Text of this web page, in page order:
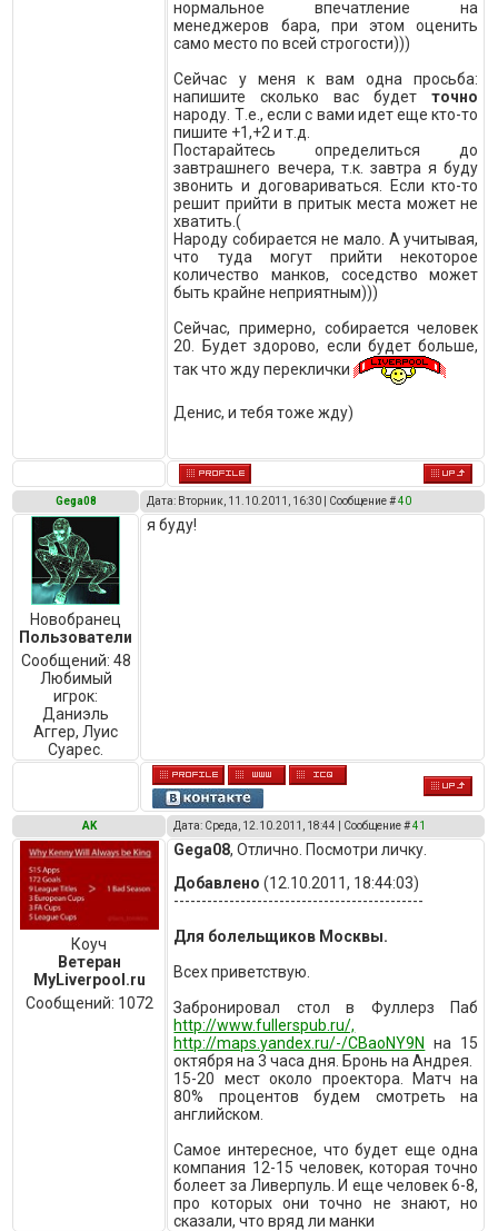
нормальное впечатление на
менеджеров бара, при этом оценить
само место по всей строгости)))
Сейчас у меня к вам одна просьба:
напишите сколько вас будетточно
народу. Т.е., если с вами идет еще кто-то
пишите +1,+2 и т.д.
Постарайтесь определиться до
завтрашнего вечера, т.к. завтра я буду
звонить и договариваться. Если кто-то
решит прийти в притык места может не
хватить.(
Народу собирается не мало. А учитывая,
что туда могут прийти некоторое
количество манков, соседство может
быть крайне неприятным)))
Сейчас, примерно, собирается человек
20. Будет здорово, если будет больше,
так что жду переклички
Денис, и тебя тоже жду)
Gega08 Дата: Вторник, 11.10.2011, 16:30 | Сообщение #40
Новобранец
Пользователи
Сообщений: 48
Любимый
игрок:
Даниэль
Аггер, Луис
Суарес.
я буду!
AK Дата: Среда, 12.10.2011, 18:44 | Сообщение #41
Коуч
Ветеран
MyLiverpool.ru
Сообщений: 1072
Gega08, Отлично. Посмотри личку.
Добавлено (12.10.2011, 18:44:03)
---------------------------------------------
Для болельщиков Москвы.
Всех приветствую.
Забронировал стол в Фуллерз Паб
http://www.fullerspub.ru/,
http://maps.yandex.ru/-/CBaoNY9N
на 15
октября на 3 часа дня. Бронь на Андрея.
15-20 мест около проектора. Матч на
80% процентов будем смотреть на
английском.
Самое интересное, что будет еще одна
компания 12-15 человек, которая точно
болеет за Ливерпуль. И еще человек 6-8,
про которых они точно не знают, но
сказали, что вряд ли манки